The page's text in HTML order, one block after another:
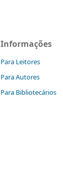
Informações
Para Leitores
Para Autores
Para Bibliotecários